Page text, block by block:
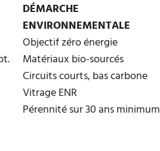
DÉMARCHE
ENVIRONNEMENTALE
Objectif zéro énergie
Matériaux bio-sourcés
Circuits courts, bas carbone
Vitrage ENR
Pérennité sur 30 ans minimum